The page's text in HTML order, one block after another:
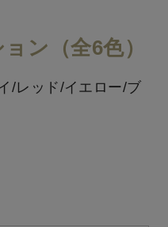
ン（全6色）
/レッド/イエロー/ブ